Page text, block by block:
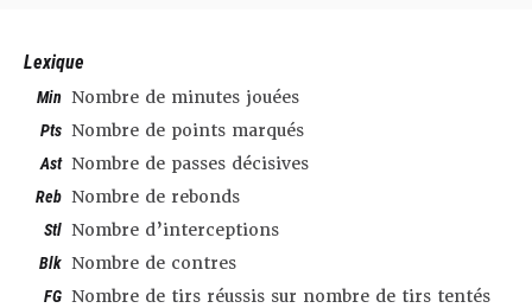
Lexique
Min Nombre de minutes jouées
Pts Nombre de points marqués
Ast Nombre de passes décisives
Reb Nombre de rebonds
Stl Nombre d’interceptions
Blk Nombre de contres
FG Nombre de tirs réussis sur nombre de tirs tentés